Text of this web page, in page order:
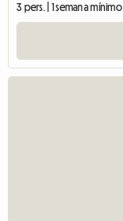
3 pers. | 1 semana mínimo